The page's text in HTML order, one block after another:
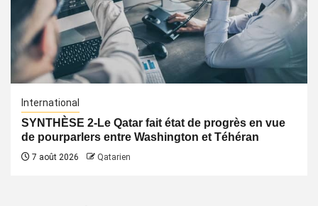
International
SYNTHÈSE 2-Le Qatar fait état de progrès en vue
de pourparlers entre Washington et Téhéran
7 août 2026 Qatarien